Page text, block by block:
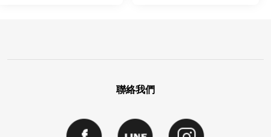
聯絡我們